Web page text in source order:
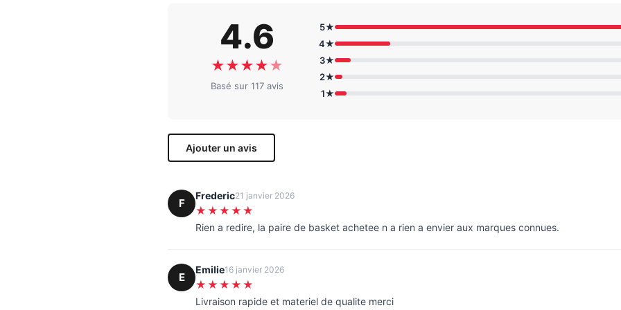
4.6
★★★★★
Basé sur 117 avis
5★
4★
3★
2★
1★
Ajouter un avis
F
Frederic21 janvier 2026
★★★★★
Rien a redire, la paire de basket achetee n a rien a envier aux marques connues.
E
Emilie16 janvier 2026
★★★★★
Livraison rapide et materiel de qualite merci